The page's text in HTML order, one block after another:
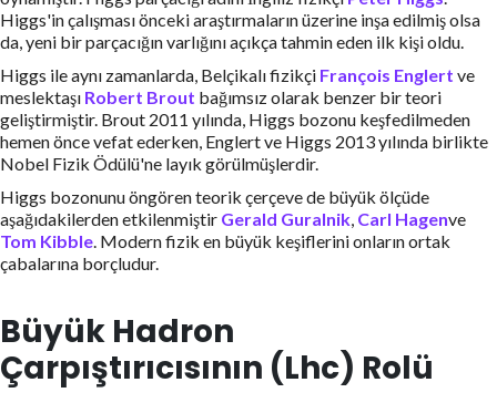
Higgs'in çalışması önceki araştırmaların üzerine inşa edilmiş olsa
da, yeni bir parçacığın varlığını açıkça tahmin eden ilk kişi oldu.
Higgs ile aynı zamanlarda, Belçikalı fizikçi François Englert ve
meslektaşı Robert Brout bağımsız olarak benzer bir teori
geliştirmiştir. Brout 2011 yılında, Higgs bozonu keşfedilmeden
hemen önce vefat ederken, Englert ve Higgs 2013 yılında birlikte
Nobel Fizik Ödülü'ne layık görülmüşlerdir.
Higgs bozonunu öngören teorik çerçeve de büyük ölçüde
aşağıdakilerden etkilenmiştir Gerald Guralnik, Carl Hagenve
Tom Kibble. Modern fizik en büyük keşiflerini onların ortak
çabalarına borçludur.
Büyük Hadron
Çarpıştırıcısının (Lhc) Rolü